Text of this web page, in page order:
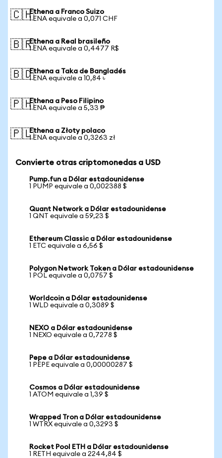
🇨🇭Ethena a Franco Suizo
1 ENA equivale a 0,071 CHF
🇧🇷Ethena a Real brasileño
1 ENA equivale a 0,4477 R$
🇧🇩Ethena a Taka de Bangladés
1 ENA equivale a 10,84 ৳
🇵🇭Ethena a Peso Filipino
1 ENA equivale a 5,33 ₱
🇵🇱Ethena a Złoty polaco
1 ENA equivale a 0,3263 zł
Convierte otras criptomonedas a USD
Pump.fun a Dólar estadounidense
1 PUMP equivale a 0,002388 $
Quant Network a Dólar estadounidense
1 QNT equivale a 59,23 $
Ethereum Classic a Dólar estadounidense
1 ETC equivale a 6,56 $
Polygon Network Token a Dólar estadounidense
1 POL equivale a 0,0757 $
Worldcoin a Dólar estadounidense
1 WLD equivale a 0,3089 $
NEXO a Dólar estadounidense
1 NEXO equivale a 0,7278 $
Pepe a Dólar estadounidense
1 PEPE equivale a 0,00000287 $
Cosmos a Dólar estadounidense
1 ATOM equivale a 1,39 $
Wrapped Tron a Dólar estadounidense
1 WTRX equivale a 0,3293 $
Rocket Pool ETH a Dólar estadounidense
1 RETH equivale a 2244,84 $